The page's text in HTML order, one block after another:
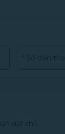
Số điện
đặt chỗ.